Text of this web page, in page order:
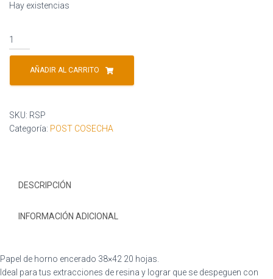
Hay existencias
AÑADIR AL CARRITO
SKU: RSP
Categoría: POST COSECHA
DESCRIPCIÓN
INFORMACIÓN ADICIONAL
Papel de horno encerado 38×42 20 hojas.
Ideal para tus extracciones de resina y lograr que se despeguen con